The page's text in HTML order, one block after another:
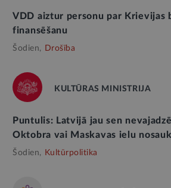
VDD aiztur personu par Krievijas
finansēšanu
Šodien, Drošība
KULTŪRAS MINISTRIJA
Puntulis: Latvijā jau sen
Oktobra vai Maskavas ielu
Šodien, Kultūrpolitika